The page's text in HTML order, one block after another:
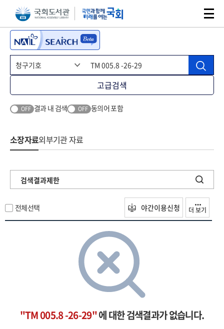
본문 바로가기주메뉴 바로가기
고급검색
OFF 결과 내 검색 OFF 동의어 포함
소장자료외부기관 자료
검색결과제한
전체선택 야간이용신청 더 보기
"TM 005.8 -26-29"에 대한 검색결과가 없습니다.